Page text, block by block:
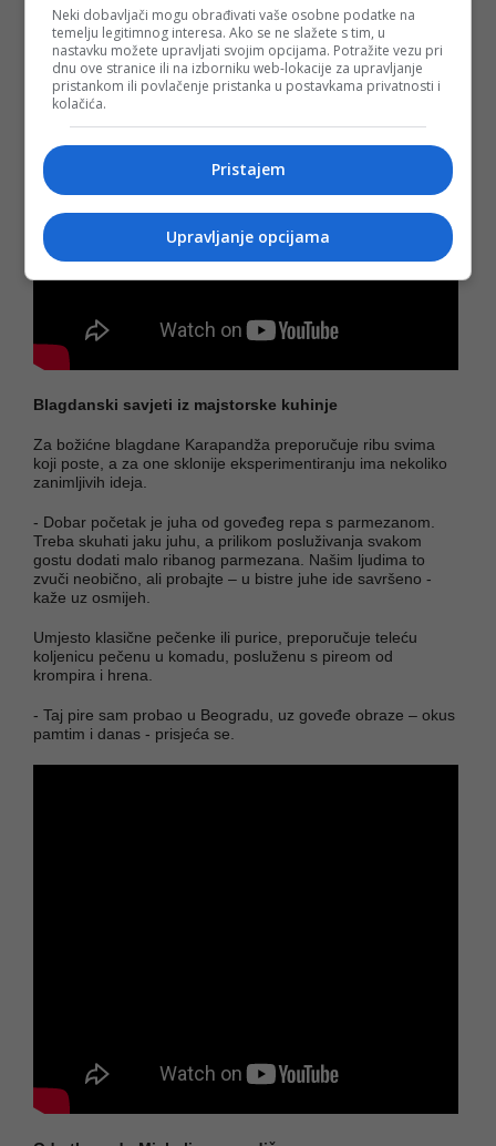
Blagdanski savjeti iz majstorske kuhinje
Za božićne blagdane Karapandža preporučuje ribu svima
koji poste, a za one sklonije eksperimentiranju ima nekoliko
zanimljivih ideja.
- Dobar početak je juha od goveđeg repa s parmezanom.
Treba skuhati jaku juhu, a prilikom posluživanja svakom
gostu dodati malo ribanog parmezana. Našim ljudima to
zvuči neobično, ali probajte – u bistre juhe ide savršeno -
kaže uz osmijeh.
Umjesto klasične pečenke ili purice, preporučuje teleću
koljenicu pečenu u komadu, posluženu s pireom od
krompira i hrena.
- Taj pire sam probao u Beogradu, uz goveđe obraze – okus
pamtim i danas - prisjeća se.
Neki dobavljači mogu obrađivati vaše osobne podatke na
temelju legitimnog interesa. Ako se ne slažete s tim, u
nastavku možete upravljati svojim opcijama. Potražite vezu pri
dnu ove stranice ili na izborniku web-lokacije za upravljanje
pristankom ili povlačenje pristanka u postavkama privatnosti i
kolačića.
Pristajem
Upravljanje opcijama